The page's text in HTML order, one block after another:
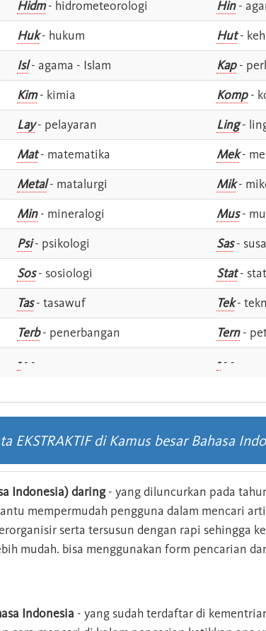
Hidm- hidrometeorologi Hin-
Huk- hukum Hut-
Isl- agama - Islam Kap-
Kim- kimia Komp-
Lay- pelayaran Ling-
Mat- matematika Mek-
Metal- matalurgi Mik-
Min- mineralogi Mus-
Psi- psikologi Sas-
Sos- sosiologi Stat-
Tas- tasawuf Tek-
Terb- penerbangan Tern-
-- - -- -
EKSTRAKTIF di Kamus besar Bahasa
Indonesia) daring- yang diluncurkan pada
mempermudah pengguna dalam mencari
serta tersusun dengan rapi sehingga
mudah. bisa menggunakan form pencarian
Indonesia - yang sudah terdaftar di